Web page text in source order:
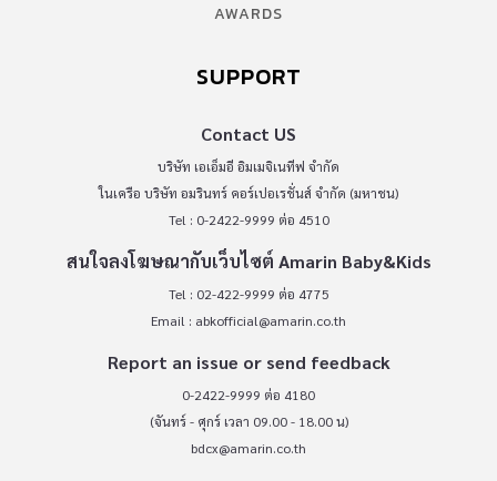
AWARDS
SUPPORT
Contact US
บริษัท เอเอ็มอี อิมเมจิเนทีฟ จำกัด
ในเครือ บริษัท อมรินทร์ คอร์เปอเรชั่นส์ จำกัด (มหาชน)
Tel : 0-2422-9999 ต่อ 4510
สนใจลงโฆษณากับเว็บไซต์ Amarin Baby&Kids
Tel : 02-422-9999 ต่อ 4775
Email : abkofficial@amarin.co.th
Report an issue or send feedback
0-2422-9999 ต่อ 4180
(จันทร์ - ศุกร์ เวลา 09.00 - 18.00 น)
bdcx@amarin.co.th